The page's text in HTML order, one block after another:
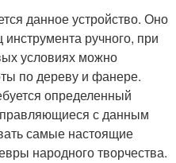
данное устройство. Оно
ручного, при
условиях можно
по дереву и фанере.
определенный
с данным
самые настоящие
народного творчества.